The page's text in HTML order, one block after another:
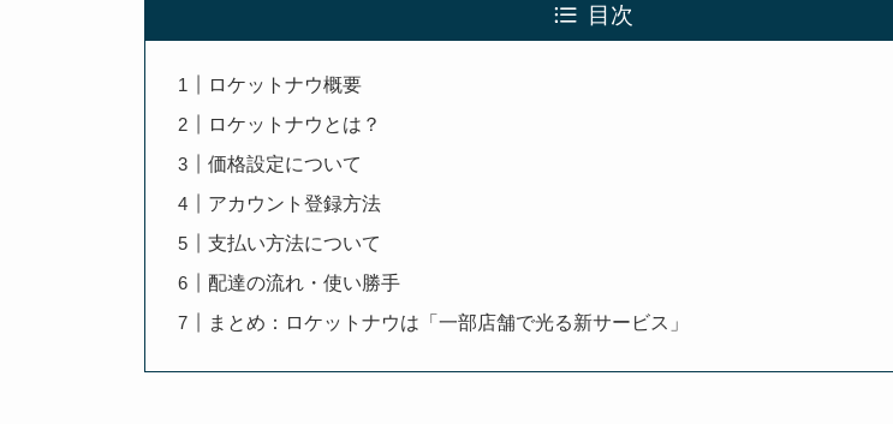
目次
ロケットナウ概要
ロケットナウとは？
価格設定について
アカウント登録方法
支払い方法について
配達の流れ・使い勝手
まとめ：ロケットナウは「一部店舗で光る新サービス」